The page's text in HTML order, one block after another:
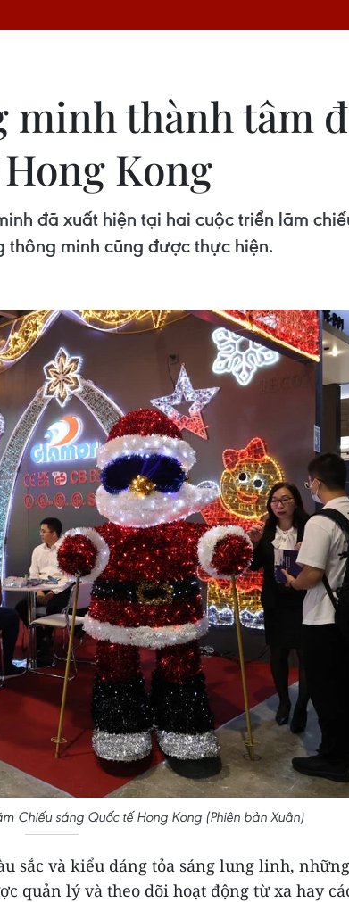
minh thành tâm
Kong
đã xuất hiện tại hai cuộc triển lãm
thông minh cũng được thực hiện.
Chiếu sáng Quốc tế Hong Kong (Phiên bản Xuân)
sắc và kiểu dáng tỏa sáng lung linh,
quản lý và theo dõi hoạt động từ xa hay